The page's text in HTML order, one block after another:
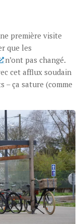
première visite
que les
n’ont pas changé.
cet afflux soudain
– ça sature (comme